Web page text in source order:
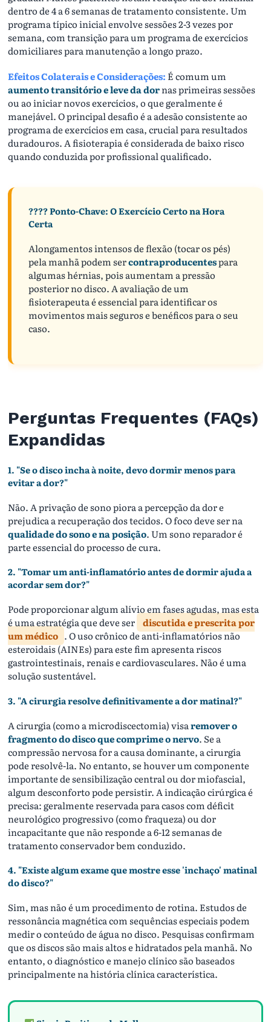
dentro de 4 a 6 semanas de tratamento consistente. Um
programa típico inicial envolve sessões 2-3 vezes por
semana, com transição para um programa de exercícios
domiciliares para manutenção a longo prazo.
Efeitos Colaterais e Considerações: É comum um
aumento transitório e leve da dornas primeiras sessões
ou ao iniciar novos exercícios, o que geralmente é
manejável. O principal desafio é a adesão consistente ao
programa de exercícios em casa, crucial para resultados
duradouros. A fisioterapia é considerada de baixo risco
quando conduzida por profissional qualificado.
???? Ponto-Chave: O Exercício Certo na Hora
Certa
Alongamentos intensos de flexão (tocar os pés)
pela manhã podem sercontraproducentespara
algumas hérnias, pois aumentam a pressão
posterior no disco. A avaliação de um
fisioterapeuta é essencial para identificar os
movimentos mais seguros e benéficos para o seu
caso.
Perguntas Frequentes (FAQs)
Expandidas
1. "Se o disco incha à noite, devo dormir menos para
evitar a dor?"
Não. A privação de sono piora a percepção da dor e
prejudica a recuperação dos tecidos. O foco deve ser na
qualidade do sono e na posição. Um sono reparador é
parte essencial do processo de cura.
2. "Tomar um anti-inflamatório antes de dormir ajuda a
acordar sem dor?"
Pode proporcionar algum alívio em fases agudas, mas esta
é uma estratégia que deve ser discutida e prescrita por
um médico . O uso crônico de anti-inflamatórios não
esteroidais (AINEs) para este fim apresenta riscos
gastrointestinais, renais e cardiovasculares. Não é uma
solução sustentável.
3. "A cirurgia resolve definitivamente a dor matinal?"
A cirurgia (como a microdiscectomia) visaremover o
fragmento do disco que comprime o nervo. Se a
compressão nervosa for a causa dominante, a cirurgia
pode resolvê-la. No entanto, se houver um componente
importante de sensibilização central ou dor miofascial,
algum desconforto pode persistir. A indicação cirúrgica é
precisa: geralmente reservada para casos com déficit
neurológico progressivo (como fraqueza) ou dor
incapacitante que não responde a 6-12 semanas de
tratamento conservador bem conduzido.
4. "Existe algum exame que mostre esse 'inchaço' matinal
do disco?"
Sim, mas não é um procedimento de rotina. Estudos de
ressonância magnética com sequências especiais podem
medir o conteúdo de água no disco. Pesquisas confirmam
que os discos são mais altos e hidratados pela manhã. No
entanto, o diagnóstico e manejo clínico são baseados
principalmente na história clínica característica.